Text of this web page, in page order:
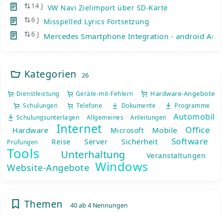
14 J VW Navi Zielimport über SD-Karte
6 J Misspelled Lyrics Fortsetzung
6 J Mercedes Smartphone Integration - android
Kategorien 26
Dienstleistung Geräte-mit-Fehlern Hardware-Angebote
Schulungen Telefone Dokumente
Programme
Schulungsunterlagen
Allgemeines Anleitungen Automobil
Hardware Internet Microsoft Mobile Office
Prüfungen Reise Server Sicherheit Software
Tools Unterhaltung Veranstaltungen
Website-Angebote Windows
Themen 40 ab 4 Nennungen